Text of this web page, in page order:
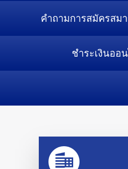
คำถามการสมัครสม
ชำระเงินออ